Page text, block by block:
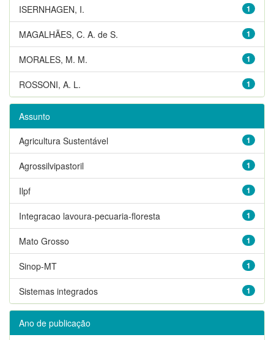
1
ISERNHAGEN, I.
1
MAGALHÃES, C. A. de S.
1
MORALES, M. M.
1
ROSSONI, A. L.
Assunto
1
Agricultura Sustentável
1
Agrossilvipastoril
1
Ilpf
1
Integracao lavoura-pecuaria-floresta
1
Mato Grosso
1
Sinop-MT
1
Sistemas integrados
Ano de publicação